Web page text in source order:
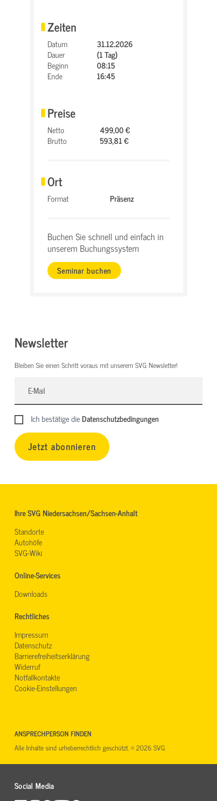
Zeiten
Datum
31.12.2026
Dauer
(1 Tag)
Beginn
08:15
Ende
16:45
Preise
Netto
499,00 €
Brutto
593,81 €
Ort
Format Präsenz
Buchen Sie schnell und einfach in
unserem Buchungssystem
Seminar buchen
Newsletter
Bleiben Sie einen Schritt voraus mit unserem SVG Newsletter!
Ich bestätige dieDatenschutzbedingungen
Jetzt abonnieren
Ihre SVG Niedersachsen/Sachsen-Anhalt
Standorte
Autohöfe
SVG-Wiki
Online-Services
Downloads
Rechtliches
Impressum
Datenschutz
Barrierefreiheitserklärung
Widerruf
Notfallkontakte
Cookie-Einstellungen
Social Media
ANSPRECHPERSON FINDEN
Alle Inhalte sind urheberrechtlich geschützt. © 2026 SVG